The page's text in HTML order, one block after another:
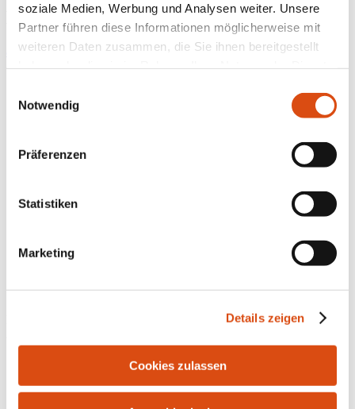
soziale Medien, Werbung und Analysen weiter. Unsere
Partner führen diese Informationen möglicherweise mit
weiteren Daten zusammen, die Sie ihnen bereitgestellt
Notwendig
Präferenzen
Statistiken
Marketing
Details zeigen
Cookies zulassen
Die Außenansicht
admin2026-03-10T11:04:31+01:00
Bahnhofstr. 10 | 21255 Tostedt | Tel.: 04182-291916 | Fax: 04182-
Kontakt Impressum Datenschutz Widerrufsrecht